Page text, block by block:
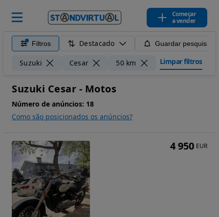
Começar
a vender
Filtros Destacado Guardar pesquisa
Suzuki Cesar 50 km Limpar filtros
Suzuki Cesar - Motos
Número de anúncios: 18
Como são posicionados os anúncios?
4 950 EUR